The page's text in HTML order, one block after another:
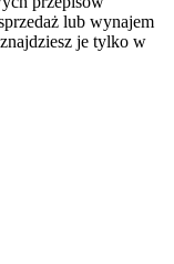
lub wynajem
je tylko w